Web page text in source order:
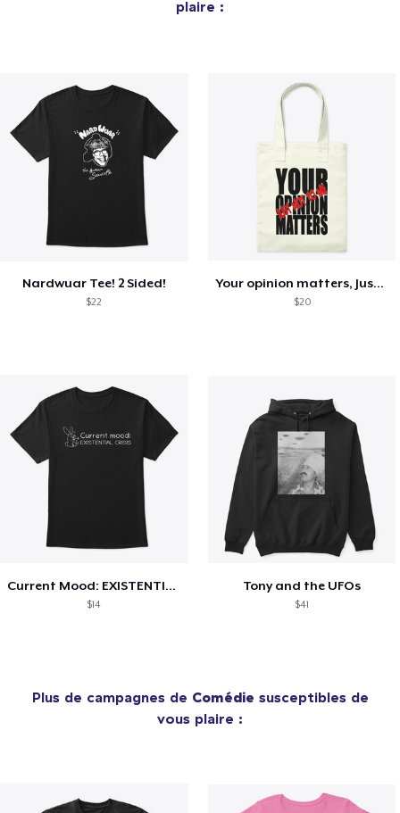
plaire :
Nardwuar Tee! 2 Sided!
$22
Your opinion matters, Just not to me!
$20
Current Mood: EXISTENTIAL CRISIS
$14
Tony and the UFOs
$41
Plus de campagnes de Comédie susceptibles de
vous plaire :